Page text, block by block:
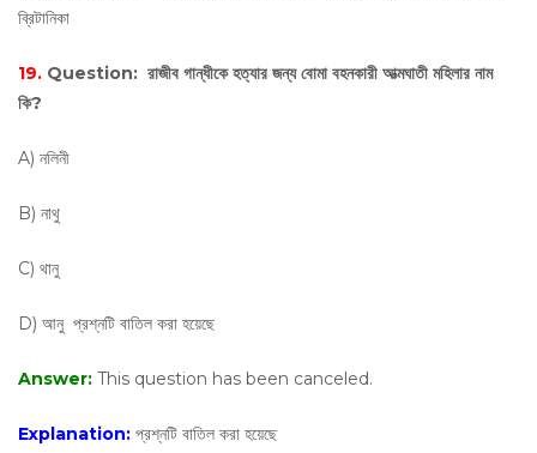
ব্রিটানিকা
19. Question: রাজীব গান্ধীকে হত্যার জন্য বোমা বহনকারী আত্মঘাতী মহিলার নাম
কি?
A) নলিনী
B) নাথু
C) থানু
D) আনু প্রশ্নটি বাতিল করা হয়েছে
Answer: This question has been canceled.
Explanation: প্রশ্নটি বাতিল করা হয়েছে